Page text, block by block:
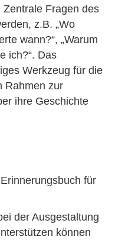
Fragen des
z.B. „Wo
wann?“, „Warum
ich?“. Das
Werkzeug für die
Rahmen zur
ihre Geschichte
für
der Ausgestaltung
können